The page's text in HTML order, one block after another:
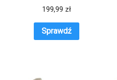
199,99 zł
Sprawdź